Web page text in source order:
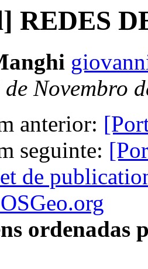
REDES
Novembro
anterior:
seguinte:
de
ordenadas